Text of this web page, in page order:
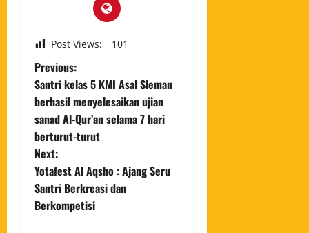
Post Views: 101
Previous:
Santri kelas 5 KMI Asal Sleman
berhasil menyelesaikan ujian
sanad Al-Qur’an selama 7 hari
berturut-turut
Next:
Yotafest Al Aqsho : Ajang Seru
Santri Berkreasi dan
Berkompetisi